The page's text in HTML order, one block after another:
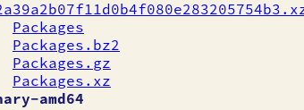
Packages
Packages.bz2
Packages.gz
Packages.xz
amd64